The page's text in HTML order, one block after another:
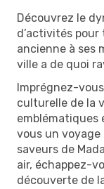
Découvrez le
d’activités
ancienne à ses
ville a de quoi
Imprégnez-
culturelle de la
emblématiques
vous un
saveurs de
air, échappez-
découverte de